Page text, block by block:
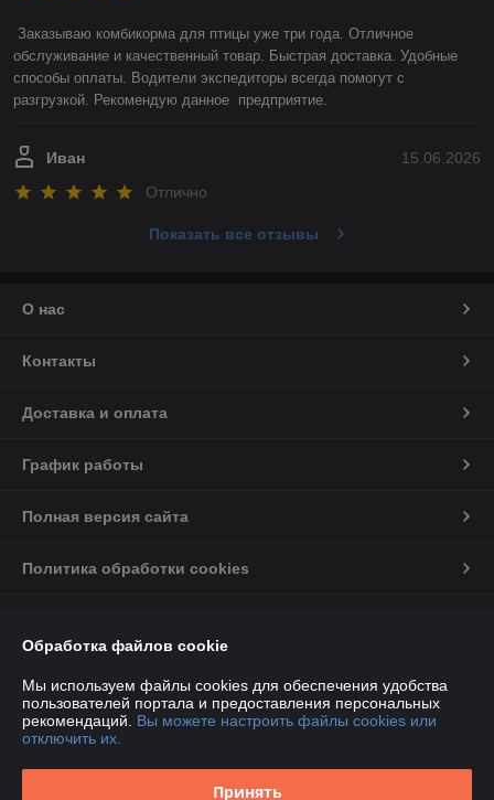
Заказываю комбикорма для птицы уже три года. Отличное
обслуживание и качественный товар. Быстрая доставка. Удобные
способы оплаты. Водители экспедиторы всегда помогут с
разгрузкой. Рекомендую данное  предприятие.
15.06.2026
Иван
Отлично
Показать все отзывы
О нас
Контакты
Доставка и оплата
График работы
Полная версия сайта
Политика обработки cookies
Информация для покупателя
Индивидуальный предприниматель:ИП Некрашевич Олег Васильевич
г.Минск ул Игуменский тракт 36/67
Регистрационный номер ЕГР: 191810541
Обработка файлов cookie
Мы используем файлы cookies для обеспечения удобства
пользователей портала и предоставления персональных
рекомендаций. Вы можете настроить файлы cookies или
отключить их.
Принять